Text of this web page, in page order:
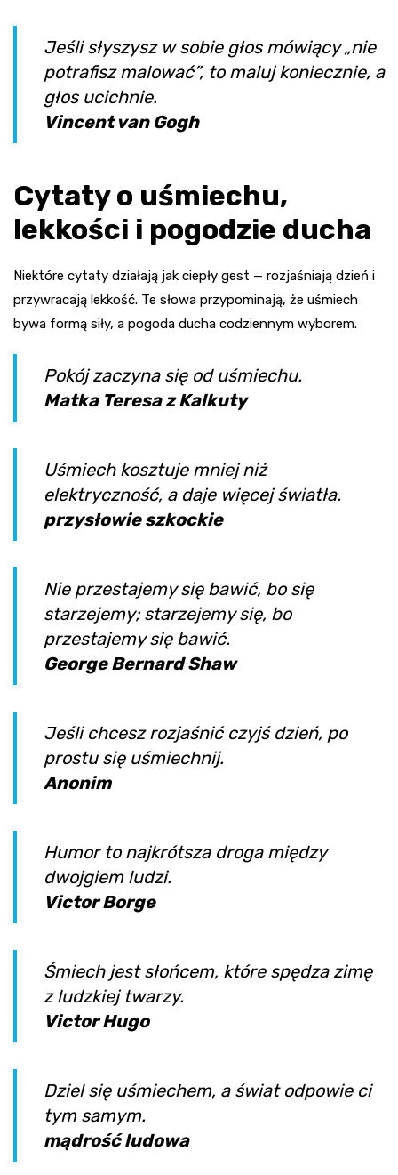
Jeśli słyszysz w sobie głos mówiący „nie
potrafisz malować”, to maluj koniecznie, a
głos ucichnie.
Vincent van Gogh
Cytaty o uśmiechu,
lekkości i pogodzie ducha
Niektóre cytaty działają jak ciepły gest — rozjaśniają dzień i
przywracają lekkość. Te słowa przypominają, że uśmiech
bywa formą siły, a pogoda ducha codziennym wyborem.
Pokój zaczyna się od uśmiechu.
Matka Teresa z Kalkuty
Uśmiech kosztuje mniej niż
elektryczność, a daje więcej światła.
przysłowie szkockie
Nie przestajemy się bawić, bo się
starzejemy; starzejemy się, bo
przestajemy się bawić.
George Bernard Shaw
Jeśli chcesz rozjaśnić czyjś dzień, po
prostu się uśmiechnij.
Anonim
Humor to najkrótsza droga między
dwojgiem ludzi.
Victor Borge
Śmiech jest słońcem, które spędza zimę
z ludzkiej twarzy.
Victor Hugo
Dziel się uśmiechem, a świat odpowie ci
tym samym.
mądrość ludowa